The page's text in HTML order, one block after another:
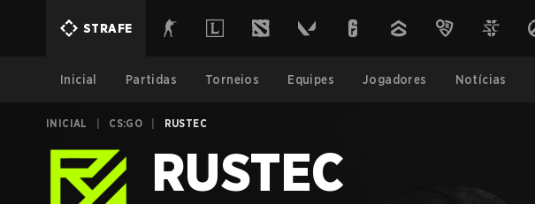
STRAFE
Inicial Partidas Torneios Equipes Jogadores Notícias
INICIAL CS:GO RUSTEC
RUSTEC